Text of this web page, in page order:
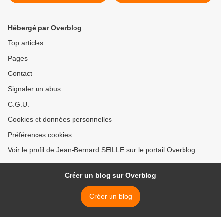
Hébergé par Overblog
Top articles
Pages
Contact
Signaler un abus
C.G.U.
Cookies et données personnelles
Préférences cookies
Voir le profil de Jean-Bernard SEILLE sur le portail Overblog
Créer un blog sur Overblog
Créer un blog